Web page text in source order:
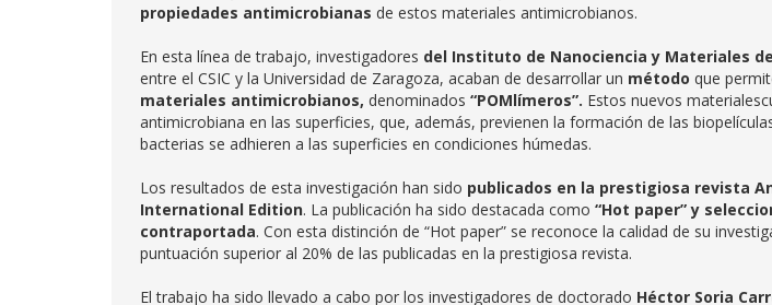
propiedades antimicrobianas de estos materiales antimicrobianos.
En esta línea de trabajo, investigadores del Instituto de Nanociencia y Materiales
entre el CSIC y la Universidad de Zaragoza, acaban de desarrollar un método que
materiales antimicrobianos, denominados “POMlímeros”. Estos nuevos
antimicrobiana en las superficies, que, además, previenen la formación de las
bacterias se adhieren a las superficies en condiciones húmedas.
Los resultados de esta investigación han sido publicados en la prestigiosa revista
International Edition. La publicación ha sido destacada como “Hot paper” y
contraportada. Con esta distinción de “Hot paper” se reconoce la calidad de su
puntuación superior al 20% de las publicadas en la prestigiosa revista.
El trabajo ha sido llevado a cabo por los investigadores de doctorado Héctor Soria